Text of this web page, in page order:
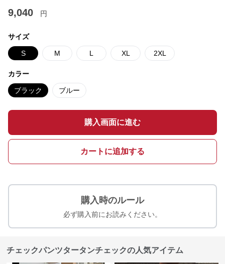
9,040 円
サイズ
S M L XL 2XL
カラー
ブラック ブルー
購入画面に進む
カートに追加する
購入時のルール
必ず購入前にお読みください。
チェックパンツタータンチェックの人気アイテム